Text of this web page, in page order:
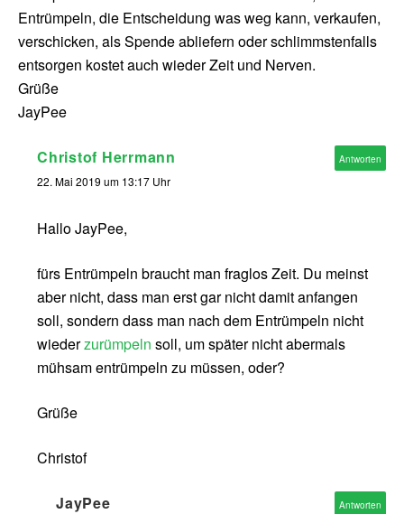
Entrümpeln, die Entscheidung was weg kann, verkaufen,
verschicken, als Spende abliefern oder schlimmstenfalls
entsorgen kostet auch wieder Zeit und Nerven.
Grüße
JayPee
Christof Herrmann
22. Mai 2019 um 13:17 Uhr
Hallo JayPee,
fürs Entrümpeln braucht man fraglos Zeit. Du meinst
aber nicht, dass man erst gar nicht damit anfangen
soll, sondern dass man nach dem Entrümpeln nicht
wiederzurümpeln soll, um später nicht abermals
mühsam entrümpeln zu müssen, oder?
Grüße
Christof
Antworten
JayPee Antworten